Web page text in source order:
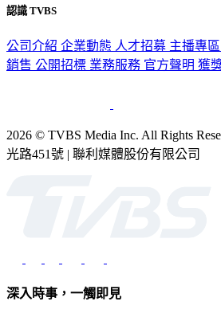
認識 TVBS
公司介紹 企業動態 人才招募 主播專區
銷售 公開招標 業務服務 官方聲明 獲
2026 © TVBS Media Inc. All Rights
光路451號 | 聯利媒體股份有限公司
深入時事，一觸即見